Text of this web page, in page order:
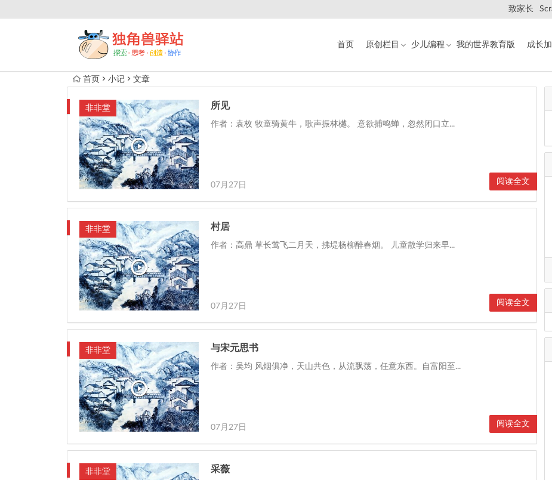
致家长
首页 原创栏目 少儿编程 我的世界教育版 成长
首页 小记 文章
非非堂 所见
作者：袁枚 牧童骑黄牛，歌声振林樾。 意欲捕鸣蝉，忽然闭口立...
07月27日 阅读全文
非非堂 村居
作者：高鼎 草长莺飞二月天，拂堤杨柳醉春烟。 儿童散学归来早...
07月27日 阅读全文
非非堂 与宋元思书
作者：吴均 风烟俱净，天山共色，从流飘荡，任意东西。自富阳至...
07月27日 阅读全文
非非堂 采薇